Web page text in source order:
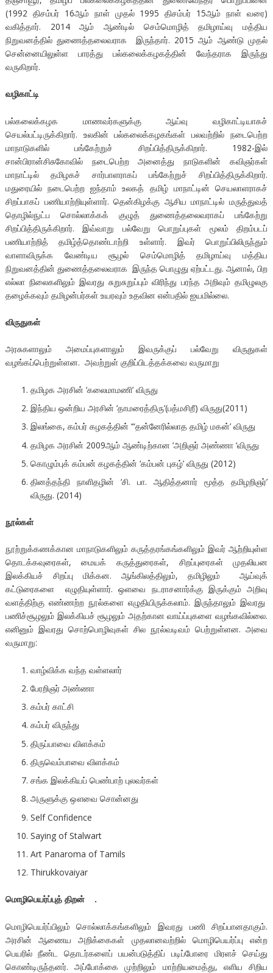
(1992 திசம்பர் 16ஆம் நாள் முதல் 1995 திசம்பர் 15ஆம் நாள் வரை)
வகித்தார். 2014 ஆம் ஆண்டில் செம்மொழித் தமிழாய்வு மத்திய
நிறுவனத்தில் துணைத்தலைவராக இருந்தார். 2015 ஆம் ஆண்டு முதல்
சென்னையிலுள்ள பாரத்து பல்கலைக்கழகத்தின் வேந்தராக இருந்து
வருகிறார்.
வழிகாட்டி
பல்கலைக்கழக மாணவர்களுக்கு ஆய்வு வழிகாட்டியாகச்
செயல்பட்டிருக்கிறார். உலகின் பல்கலைக்கழகங்கள் பலவற்றில் நடைபெற்ற
மாநாடுகளில் பங்கேற்றுச் சிறப்பித்திருக்கிறார். 1982-இல்
சான்பிரான்சிசுகோவில் நடைபெற்ற அனைத்து நாடுகளின் கவிஞர்கள்
மாநாட்டில் தமிழகச் சார்பாளராகப் பங்கேற்றுச் சிறப்பித்திருக்கிறார்.
மதுரையில் நடைபெற்ற ஐந்தாம் உலகத் தமிழ் மாநாட்டின் செயலாளராகச்
சிறப்பாகப் பணியாற்றியுள்ளார். தென்கிழக்கு ஆசிய மாநாட்டில் மருத்துவத்
தொழில்நுட்ப சொல்லாக்கக் குழுத் துணைத்தலைவராகப் பங்கேற்று
சிறப்பித்திருக்கிறார். இவ்வாறு பல்வேறு பொறுப்புகள் மூலம் திறம்படப்
பணியாற்றித் தமிழ்த்தொண்டாற்றி உள்ளார். இவர் பொறுப்பிலிருந்தும்
வாளாவிருக்க வேண்டிய சூழல் செம்மொழித் தமிழாய்வு மத்திய
நிறுவனத்தின் துணைத்தலைவராக இருந்த பொழுது ஏற்பட்டது. ஆனால், பிற
எல்லா நிலைகளிலும் இவரது சுறுசுறுப்பும் விரிந்து பரந்த அறிவும் தமிழுலகு
தழைக்கவும் தமிழன்பர்கள் உயரவும் உதவின என்பதில் ஐயமில்லை.
விருதுகள்
அரசுகளாலும் அமைப்புகளாலும் இவருக்குப் பல்வேறு விருதுகள்
வழங்கப்பெற்றுள்ளன. அவற்றுள் குறிப்பிடத்தக்கவை வருமாறு
தமிழக அரசின் ‘கலைமாமணி’ விருது
இந்திய ஒன்றிய அரசின் ‘தாமரைத்திரு’(பத்மசிறீ) விருது(2011)
இலங்கை, கம்பர் கழகத்தின் ‘“தன்னேரில்லாத தமிழ் மகன்’ விருது
தமிழக அரசின் 2009ஆம் ஆண்டிற்கான ‘அறிஞர் அண்ணா ‘விருது
கொழும்புக் கம்பன் கழகத்தின் ‘கம்பன் புகழ்’ விருது (2012)
தினத்தந்தி நாளிதழின் ‘சி. பா. ஆதித்தனார் மூத்த தமிழறிஞர்’
விருது. (2014)
நூல்கள்
நூற்றுக்கணக்கான மாநாடுகளிலும் கருத்தரங்கங்களிலும் இவர் ஆற்றியுள்ள
தொடக்கவுரைகள், மையக் கருத்துரைகள், சிறப்புரைகள் முதலியன
இலக்கியச் சிறப்பு மிக்கன. ஆங்கிலத்திலும், தமிழிலும் ஆய்வுக்
கட்டுரைகளை எழுதியுள்ளார். ஒளவை நடராசனார்க்கு இருக்கும் அறிவு
வளத்திற்கு எண்ணற்ற நூல்களை எழுதியிருக்கலாம். இருந்தாலும் இவரது
பணிச்சூழலும் இலக்கியச் சூழலும் அதற்கான வாய்ப்புகளை வழங்கவில்லை.
எனினும் இவரது சொற்பொழிவுகள் சில நூல்வடிவம் பெற்றுள்ளன. அவை
வருமாறு:
வாழ்விக்க வந்த வள்ளலார்
பேரறிஞர் அண்ணா
கம்பர் காட்சி
கம்பர் விருந்து
திருப்பாவை விளக்கம்
திருவெம்பாவை விளக்கம்
சங்க இலக்கியப் பெண்பாற் புலவர்கள்
அருளுக்கு ஔவை சொன்னது
Self Confidence
Saying of Stalwart
Art Panaroma of Tamils
Thirukkovaiyar
மொழிபெயர்ப்புத் திறன் .
மொழிபெயர்ப்பிலும் சொல்லாக்கங்களிலும் இவரது பணி சிறப்பானதாகும்.
அரசின் ஆணைய அறிக்கைகள் முதலானவற்றில் மொழிபெயர்ப்பு என்ற
பெயரில் நீண்ட தொடர்களைப் பயன்படுத்திப் படிப்போரை மிரளச் செய்து
கொண்டிருந்தனர். அப்போக்கை முற்றிலும் மாற்றியமைத்து, எளிய சிறிய